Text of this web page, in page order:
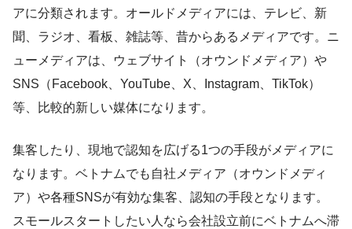
アに分類されます。オールドメディアには、テレビ、新
聞、ラジオ、看板、雑誌等、昔からあるメディアです。ニ
ューメディアは、ウェブサイト（オウンドメディア）や
SNS（Facebook、YouTube、X、Instagram、TikTok）
等、比較的新しい媒体になります。
集客したり、現地で認知を広げる1つの手段がメディアに
なります。ベトナムでも自社メディア（オウンドメディ
ア）や各種SNSが有効な集客、認知の手段となります。
スモールスタートしたい人なら会社設立前にベトナムへ滞